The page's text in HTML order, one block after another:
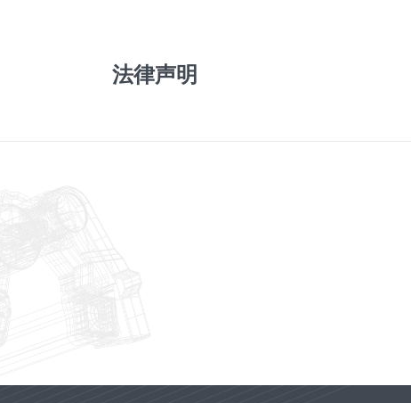
法律声明